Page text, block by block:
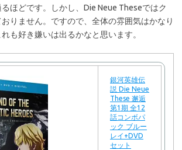
ほどです。しかし、Die Neue Theseではク
りません。ですので、全体の雰囲気はかなり
も好き嫌いは出るかなと思います。
銀河英雄伝
説 Die Neue
These 邂逅
第1期 全12
話コンボパ
ック ブルー
レイ+DVD
セット